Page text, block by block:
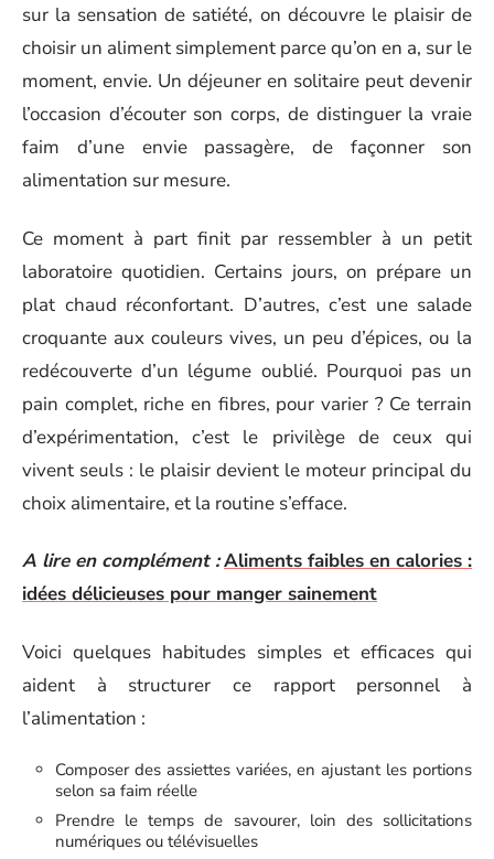
sur la sensation de satiété, on découvre le plaisir de
choisir un aliment simplement parce qu’on en a, sur le
moment, envie. Un déjeuner en solitaire peut devenir
l’occasion d’écouter son corps, de distinguer la vraie
faim d’une envie passagère, de façonner son
alimentation sur mesure.
Ce moment à part finit par ressembler à un petit
laboratoire quotidien. Certains jours, on prépare un
plat chaud réconfortant. D’autres, c’est une salade
croquante aux couleurs vives, un peu d’épices, ou la
redécouverte d’un légume oublié. Pourquoi pas un
pain complet, riche en fibres, pour varier ? Ce terrain
d’expérimentation, c’est le privilège de ceux qui
vivent seuls : le plaisir devient le moteur principal du
choix alimentaire, et la routine s’efface.
A lire en complément :Aliments faibles en calories :
idées délicieuses pour manger sainement
Voici quelques habitudes simples et efficaces qui
aident à structurer ce rapport personnel à
l’alimentation :
Composer des assiettes variées, en ajustant les portions
selon sa faim réelle
Prendre le temps de savourer, loin des sollicitations
numériques ou télévisuelles